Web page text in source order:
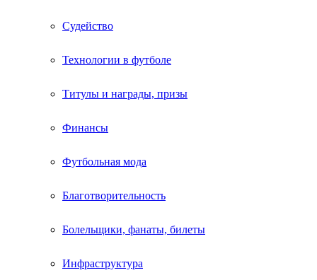
Судейство
Технологии в футболе
Титулы и награды, призы
Финансы
Футбольная мода
Благотворительность
Болельщики, фанаты, билеты
Инфраструктура